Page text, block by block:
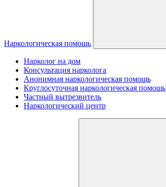
Наркологическая помощь
Нарколог на дом
Консультация нарколога
Анонимная наркологическая помощь
Круглосуточная наркологическая помощь
Частный вытрезвитель
Наркологический центр